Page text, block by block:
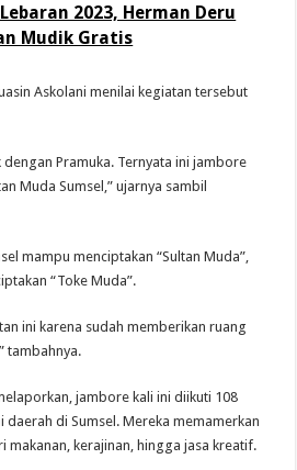
2023, Herman Deru
Mudik Gratis
Askolani menilai kegiatan tersebut
Pramuka. Ternyata ini jambore
Muda Sumsel,” ujarnya sambil
mampu menciptakan “Sultan Muda”,
“Toke Muda”.
ini karena sudah memberikan ruang
tambahnya.
jambore kali ini diikuti 108
di Sumsel. Mereka memamerkan
kerajinan, hingga jasa kreatif.